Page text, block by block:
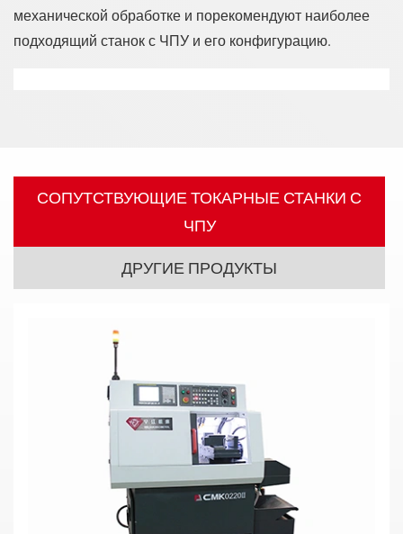
механической обработке и порекомендуют наиболее
подходящий станок с ЧПУ и его конфигурацию.
СОПУТСТВУЮЩИЕ ТОКАРНЫЕ СТАНКИ С
ЧПУ
ДРУГИЕ ПРОДУКТЫ